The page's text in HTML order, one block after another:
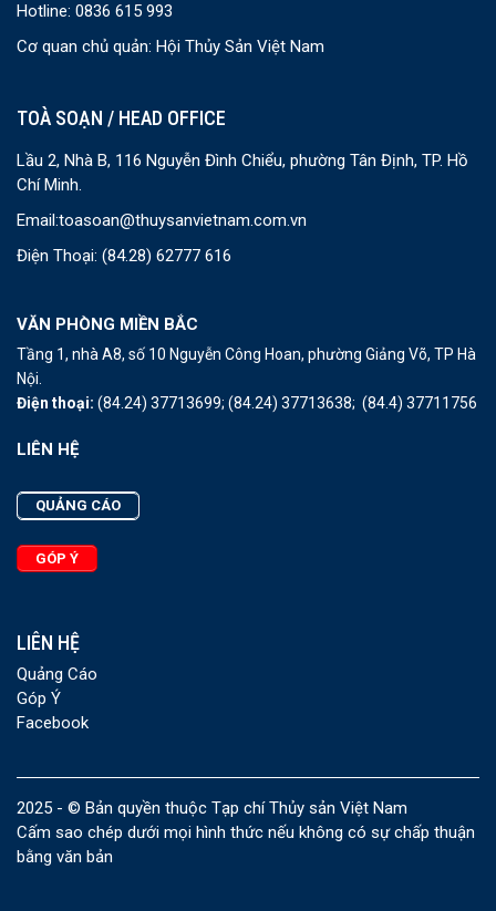
Hotline: 0836 615 993
Cơ quan chủ quản: Hội Thủy Sản Việt Nam
TOÀ SOẠN / HEAD OFFICE
Lầu 2, Nhà B, 116 Nguyễn Đình Chiểu, phường Tân Định, TP. Hồ
Chí Minh.
Email:toasoan@thuysanvietnam.com.vn
Điện Thoại: (84.28) 62777 616
VĂN PHÒNG MIỀN BẮC
Tầng 1, nhà A8, số 10 Nguyễn Công Hoan, phường Giảng Võ, TP Hà
Nội.
Điện thoại: (84.24) 37713699; (84.24) 37713638; (84.4) 37711756
LIÊN HỆ
QUẢNG CÁO
GÓP Ý
LIÊN HỆ
Quảng Cáo
Góp Ý
Facebook
2025 - © Bản quyền thuộc Tạp chí Thủy sản Việt Nam
Cấm sao chép dưới mọi hình thức nếu không có sự chấp thuận
bằng văn bản